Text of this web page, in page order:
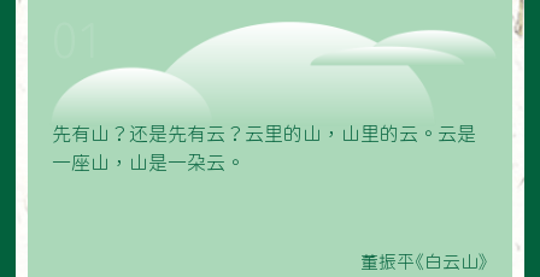
先有山？还是先有云？云里的山，山里的云。云是
一座山，山是一朵云。
董振平《白云山》